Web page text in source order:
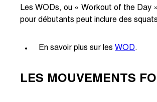
Les WODs, ou « Workout of the Day
pour débutants peut inclure des
En savoir plus sur les WOD.
LES MOUVEMENTS